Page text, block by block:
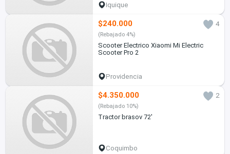
Iquique
$240.000 4
(Rebajado 4%)
Scooter Electrico Xiaomi Mi Electric
Scooter Pro 2
Providencia
$4.350.000 2
(Rebajado 10%)
Tractor brasov 72'
Coquimbo